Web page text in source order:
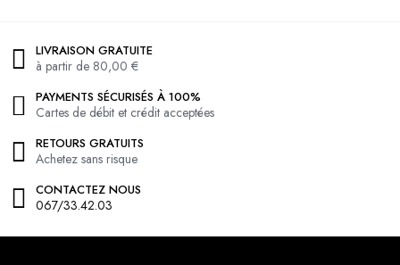
LIVRAISON GRATUITE
à partir de 80,00 €
PAYMENTS SÉCURISÉS À 100%
Cartes de débit et crédit acceptées
RETOURS GRATUITS
Achetez sans risque
CONTACTEZ NOUS
067/33.42.03